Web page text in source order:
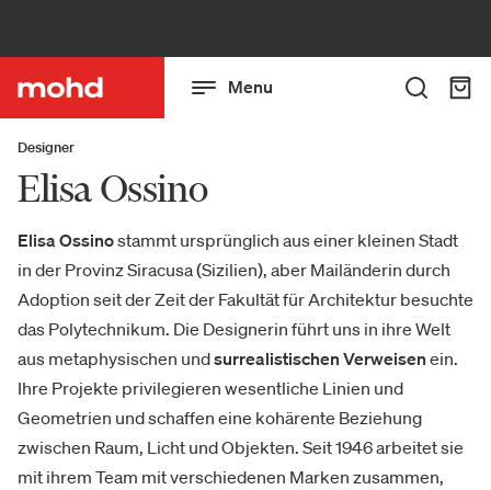
Menu
Designer
Elisa Ossino
Elisa Ossinostammt ursprünglich aus einer kleinen Stadt
in der Provinz Siracusa (Sizilien), aber Mailänderin durch
Adoption seit der Zeit der Fakultät für Architektur besuchte
das Polytechnikum. Die Designerin führt uns in ihre Welt
aus metaphysischen undsurrealistischen Verweisen ein.
Ihre Projekte privilegieren wesentliche Linien und
Geometrien und schaffen eine kohärente Beziehung
zwischen Raum, Licht und Objekten. Seit 1946 arbeitet sie
mit ihrem Team mit verschiedenen Marken zusammen,